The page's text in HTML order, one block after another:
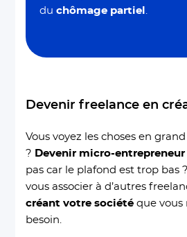
duchômage partiel
Devenir freelance en
Vous voyez les choses en
? Devenir micro-entrepreneur
pas car le plafond est trop bas
vous associer à d’autres
créant votre société que vous
besoin.